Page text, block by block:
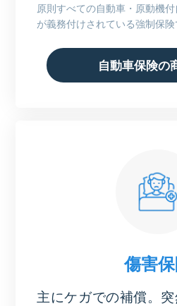
原則すべての自動車・原動機
が義務付けされている強制保険
自動車保険の
傷害
主にケガでの補償。